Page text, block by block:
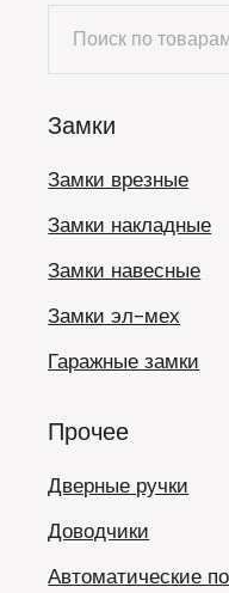
Замки
Замки врезные
Замки накладные
Замки навесные
Замки эл-мех
Гаражные замки
Прочее
Дверные ручки
Доводчики
Автоматические